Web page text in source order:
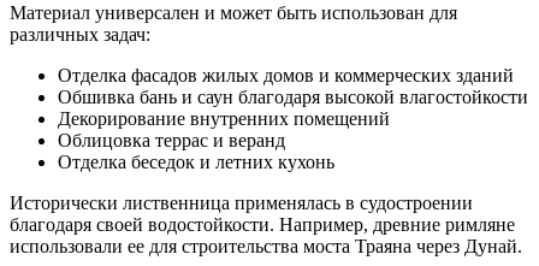
Материал универсален и может быть использован для
различных задач:
Отделка фасадов жилых домов и коммерческих зданий
Обшивка бань и саун благодаря высокой влагостойкости
Декорирование внутренних помещений
Облицовка террас и веранд
Отделка беседок и летних кухонь
Исторически лиственница применялась в судостроении
благодаря своей водостойкости. Например, древние римляне
использовали ее для строительства моста Траяна через Дунай.